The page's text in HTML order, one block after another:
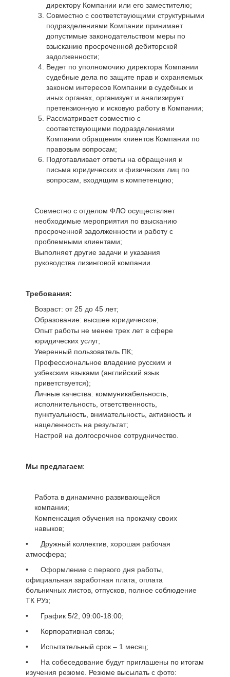
директору Компании или его заместителю;
Совместно с соответствующими структурными
подразделениями Компании принимает
допустимые законодательством меры по
взысканию просроченной дебиторской
задолженности;
Ведет по уполномочию директора Компании
судебные дела по защите прав и охраняемых
законом интересов Компании в судебных и
иных органах, организует и анализирует
претензионную и исковую работу в Компании;
Рассматривает совместно с
соответствующими подразделениями
Компании обращения клиентов Компании по
правовым вопросам;
Подготавливает ответы на обращения и
письма юридических и физических лиц по
вопросам, входящим в компетенцию;
Совместно с отделом ФЛО осуществляет
необходимые мероприятия по взысканию
просроченной задолженности и работу с
проблемными клиентами;
Выполняет другие задачи и указания
руководства лизинговой компании.
Требования:
Возраст: от 25 до 45 лет;
Образование: высшее юридическое;
Опыт работы не менее трех лет в сфере
юридических услуг;
Уверенный пользователь ПК;
Профессиональное владение русским и
узбекским языками (английский язык
приветствуется);
Личные качества: коммуникабельность,
исполнительность, ответственность,
пунктуальность, внимательность, активность и
нацеленность на результат;
Настрой на долгосрочное сотрудничество.
Мы предлагаем:
Работа в динамично развивающейся
компании;
Компенсация обучения на прокачку своих
навыков;
• Дружный коллектив, хорошая рабочая
атмосфера;
• Оформление с первого дня работы,
официальная заработная плата, оплата
больничных листов, отпусков, полное соблюдение
ТК РУз;
• График 5/2, 09:00-18:00;
• Корпоративная связь;
• Испытательный срок – 1 месяц;
• На собеседование будут приглашены по итогам
изучения резюме. Резюме высылать с фото: